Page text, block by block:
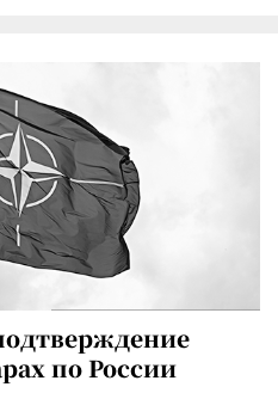
по России